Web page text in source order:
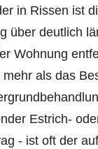
in Rissen ist
über deutlich
Wohnung
als das
Estrich-
- ist oft der